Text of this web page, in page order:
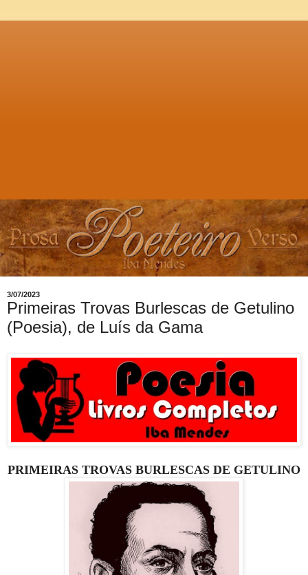
3/07/2023
Primeiras Trovas Burlescas de Getulino
(Poesia), de Luís da Gama
PRIMEIRAS TROVAS BURLESCAS DE GETULINO